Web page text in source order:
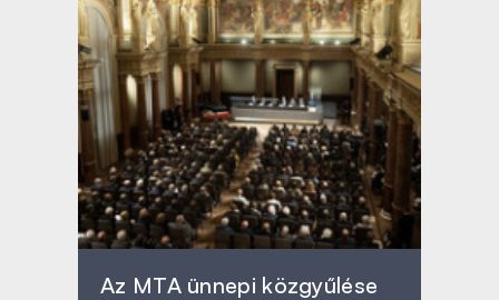
Az MTA ünnepi közgyűlése